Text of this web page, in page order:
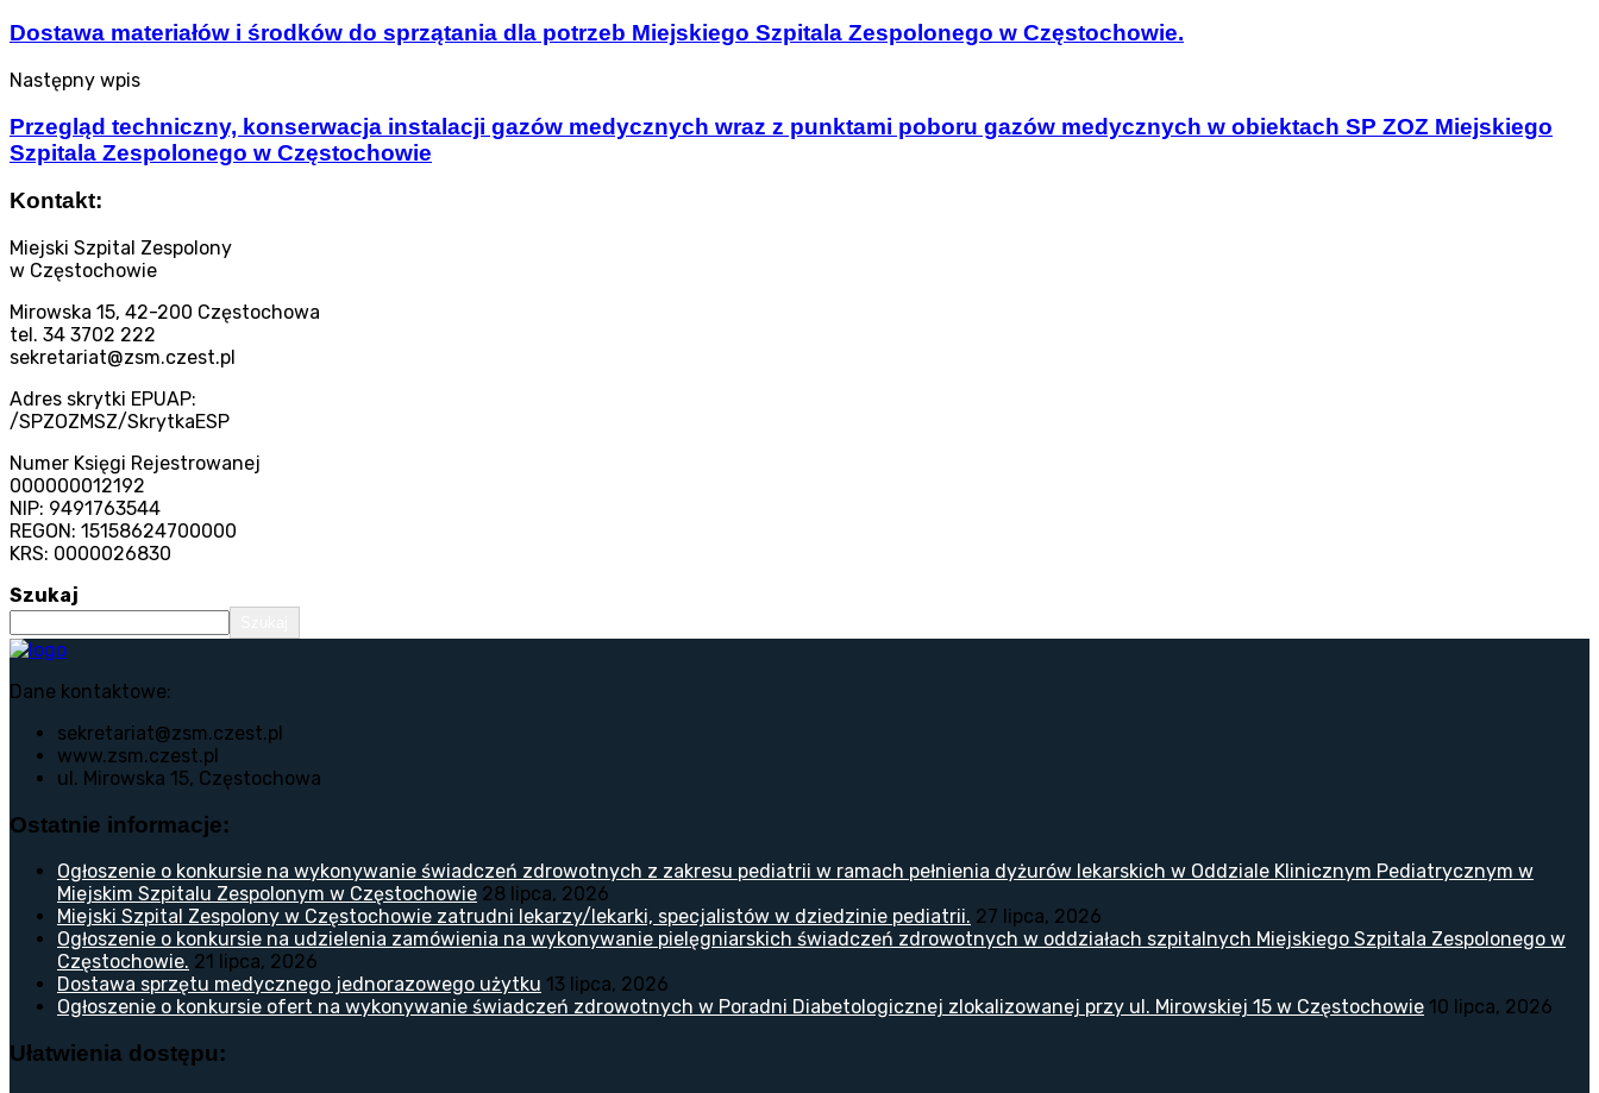
Dostawa materiałów i środków do sprzątania dla potrzeb Miejskiego Szpitala Zespolonego w Częstochowie.
Następny wpis
Przegląd techniczny, konserwacja instalacji gazów medycznych wraz z punktami poboru gazów medycznych w obiektach SP ZOZ Miejskiego
Szpitala Zespolonego w Częstochowie
Kontakt:
Miejski Szpital Zespolony
w Częstochowie
Mirowska 15, 42-200 Częstochowa
tel. 34 3702 222
sekretariat@zsm.czest.pl
Adres skrytki EPUAP:
/SPZOZMSZ/SkrytkaESP
Numer Księgi Rejestrowanej
000000012192
NIP: 9491763544
REGON: 15158624700000
KRS: 0000026830
Szukaj
Dane kontaktowe:
sekretariat@zsm.czest.pl
www.zsm.czest.pl
ul. Mirowska 15, Częstochowa
Ostatnie informacje:
Ogłoszenie o konkursie na wykonywanie świadczeń zdrowotnych z zakresu pediatrii w ramach pełnienia dyżurów lekarskich w Oddziale Klinicznym Pediatrycznym w
Miejskim Szpitalu Zespolonym w Częstochowie 28 lipca, 2026
Miejski Szpital Zespolony w Częstochowie zatrudni lekarzy/lekarki, specjalistów w dziedzinie pediatrii. 27 lipca, 2026
Ogłoszenie o konkursie na udzielenia zamówienia na wykonywanie pielęgniarskich świadczeń zdrowotnych w oddziałach szpitalnych Miejskiego Szpitala Zespolonego w
Częstochowie. 21 lipca, 2026
Dostawa sprzętu medycznego jednorazowego użytku 13 lipca, 2026
Ogłoszenie o konkursie ofert na wykonywanie świadczeń zdrowotnych w Poradni Diabetologicznej zlokalizowanej przy ul. Mirowskiej 15 w Częstochowie 10 lipca, 2026
Ułatwienia dostępu: